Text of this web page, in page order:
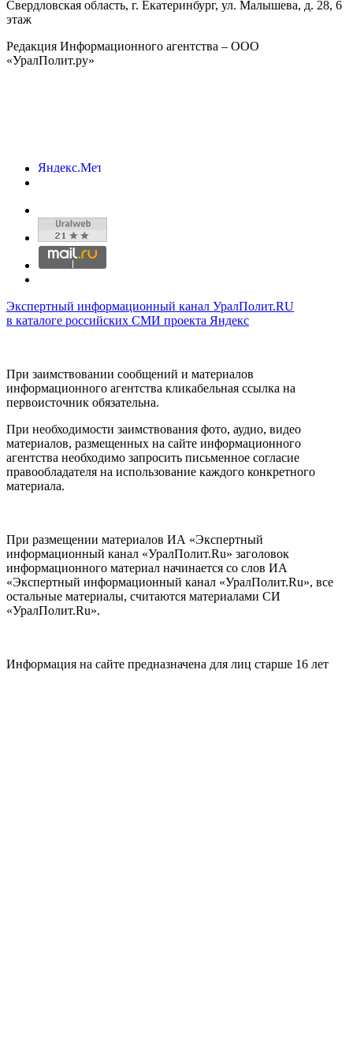
Свердловская область, г. Екатеринбург, ул. Малышева, д. 28, 6
этаж
Редакция Информационного агентства – ООО
«УралПолит.ру»
Экспертный информационный канал УралПолит.RU
в каталоге российских СМИ проекта Яндекс
При заимствовании сообщений и материалов
информационного агентства кликабельная ссылка на
первоисточник обязательна.
При необходимости заимствования фото, аудио, видео
материалов, размещенных на сайте информационного
агентства необходимо запросить письменное согласие
правообладателя на использование каждого конкретного
материала.
При размещении материалов ИА «Экспертный
информационный канал «УралПолит.Ru» заголовок
информационного материал начинается со слов ИА
«Экспертный информационный канал «УралПолит.Ru», все
остальные материалы, считаются материалами СИ
«УралПолит.Ru».
Информация на сайте предназначена для лиц старше 16 лет